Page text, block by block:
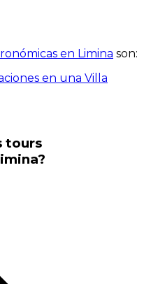
en Limina son:
en una Villa
tours